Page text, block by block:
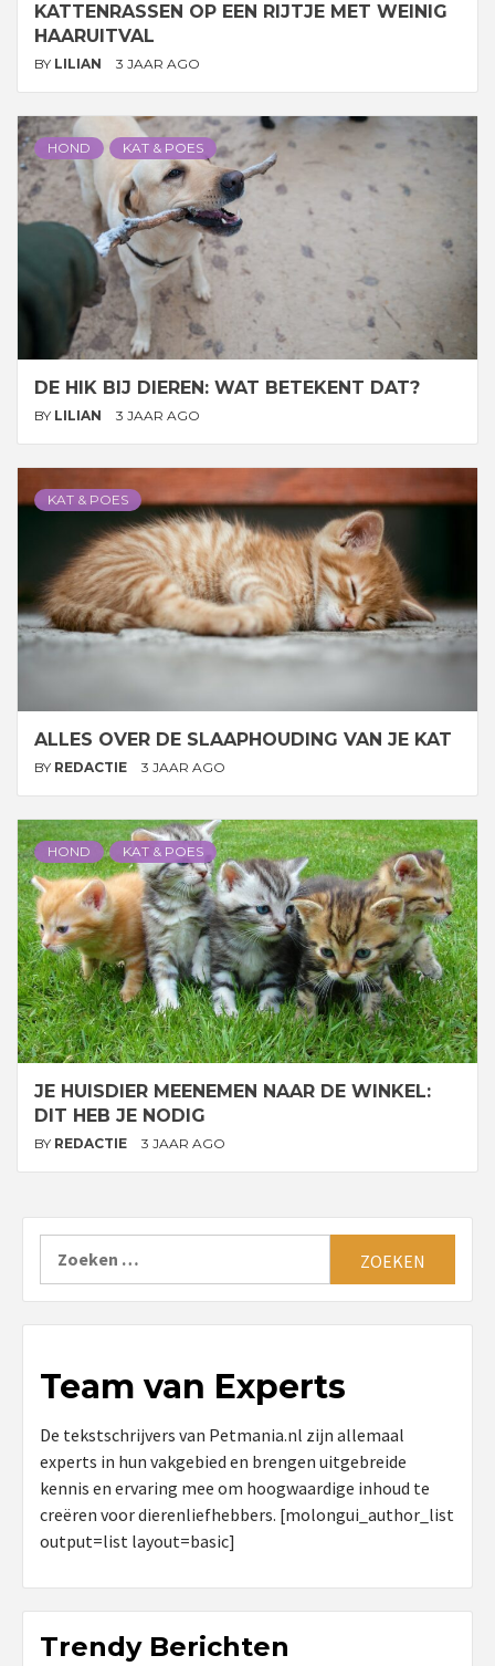
KATTENRASSEN OP EEN RIJTJE MET WEINIG
HAARUITVAL
BY LILIAN 3 JAAR AGO
HOND KAT & POES
DE HIK BIJ DIEREN: WAT BETEKENT DAT?
BY LILIAN 3 JAAR AGO
KAT & POES
ALLES OVER DE SLAAPHOUDING VAN JE KAT
BY REDACTIE 3 JAAR AGO
HOND KAT & POES
JE HUISDIER MEENEMEN NAAR DE WINKEL:
DIT HEB JE NODIG
BY REDACTIE 3 JAAR AGO
Team van Experts
De tekstschrijvers van Petmania.nl zijn allemaal
experts in hun vakgebied en brengen uitgebreide
kennis en ervaring mee om hoogwaardige inhoud te
creëren voor dierenliefhebbers. [molongui_author_list
output=list layout=basic]
Trendy Berichten